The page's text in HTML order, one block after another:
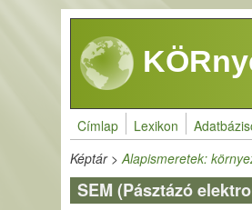
Ugrás a tartalomra
Címlap Lexikon
Képtár>Alapismeretek:
SEM (Pásztázó